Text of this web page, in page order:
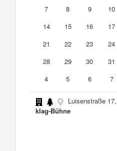
7
8 9 10
14
15 16 17
21
22 23 24
28
29 30 31
4
5 6 7
Luisenstraße
klag-Bühne